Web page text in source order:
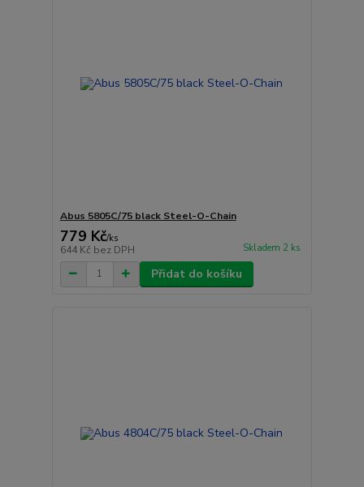
Abus 5805C/75 black Steel-O-Chain
779 Kč/ks
644 Kč bez DPH Skladem 2 ks
Přidat do košíku